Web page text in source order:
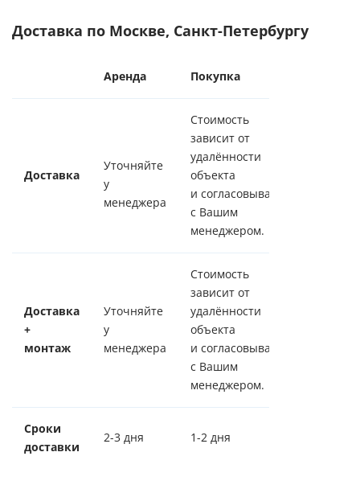
Доставка по Москве, Санкт-Петербургу
Аренда Покупка
Доставка
Уточняйте
у
менеджера
Стоимость
зависит от
удалённости
объекта
и согласовывается
с Вашим
менеджером.
Доставка
+
монтаж
Уточняйте
у
менеджера
Стоимость
зависит от
удалённости
объекта
и согласовывается
с Вашим
менеджером.
Сроки
доставки
2-3 дня 1-2 дня